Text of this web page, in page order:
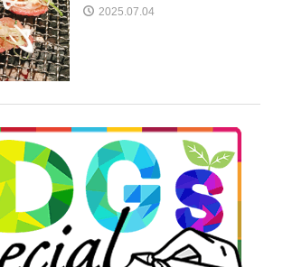
2025.07.04